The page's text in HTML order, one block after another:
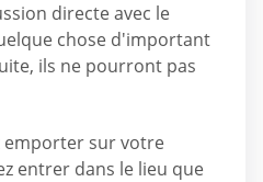
directe avec le
chose d'important
ils ne pourront pas
emporter sur votre
entrer dans le lieu que